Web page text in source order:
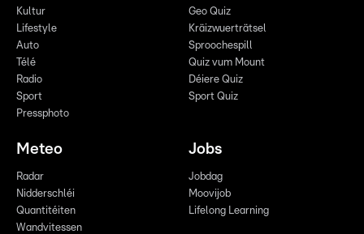
Kultur
Lifestyle
Auto
Télé
Radio
Sport
Pressphoto
Geo Quiz
Kräizwuerträtsel
Sproochespill
Quiz vum Mount
Déiere Quiz
Sport Quiz
Meteo
Radar
Nidderschléi
Quantitéiten
Wandvitessen
Jobs
Jobdag
Moovijob
Lifelong Learning